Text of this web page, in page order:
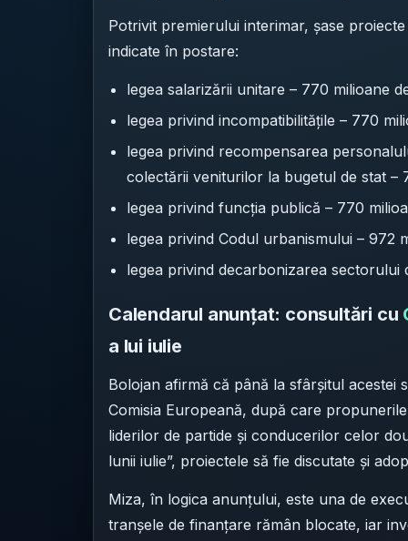
Potrivit premierului interimar, șase
indicate în postare:
legea salarizării unitare – 770 milioane
legea privind incompatibilitățile – 770
legea privind recompensarea
colectării veniturilor la bugetul de stat –
legea privind funcția publică – 770
legea privind Codul urbanismului – 972
legea privind decarbonizarea
Calendarul anunțat: consultări cu
a lui iulie
Bolojan afirmă că până la sfârșitul acestei
Comisia Europeană, după care
liderilor de partide și conducerilor celor
lunii iulie”, proiectele să fie discutate și
Miza, în logica anunțului, este una de
tranșele de finanțare rămân blocate, iar